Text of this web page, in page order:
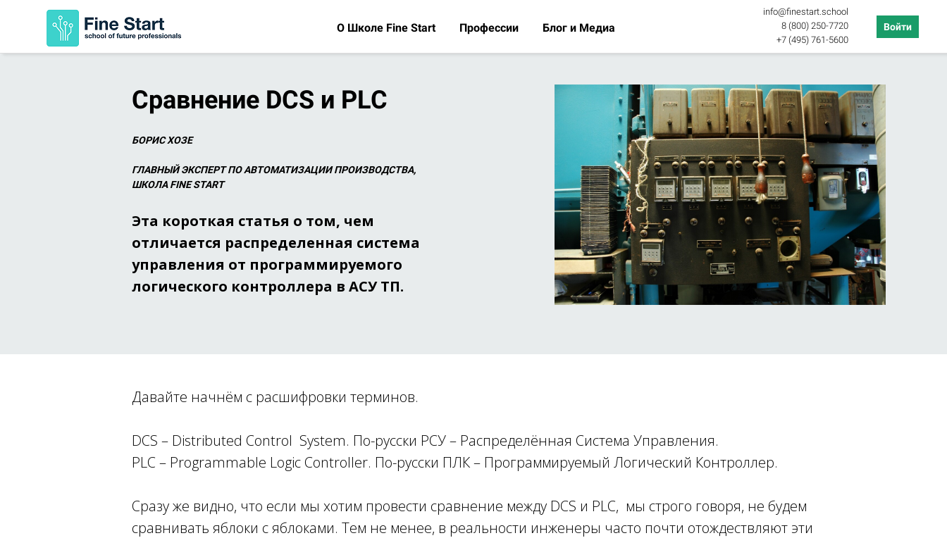
О Школе Fine Start Профессии Блог и Медиа
info@finestart.school
8 (800) 250-7720
+7 (495) 761-5600
Войти
Сравнение DCS и PLC
БОРИС ХОЗЕ
ГЛАВНЫЙ ЭКСПЕРТ ПО АВТОМАТИЗАЦИИ ПРОИЗВОДСТВА,
ШКОЛА FINE START
Эта короткая статья о том, чем
отличается распределенная система
управления от программируемого
логического контроллера в АСУ ТП.
Давайте начнём с расшифровки терминов.
DCS – Distributed Control System. По-русски РСУ – Распределённая Система Управления.
PLC – Programmable Logic Controller. По-русски ПЛК – Программируемый Логический Контроллер.
Сразу же видно, что если мы хотим провести сравнение между DCS и PLC, мы строго говоря, не будем
сравнивать яблоки с яблоками. Тем не менее, в реальности инженеры часто почти отождествляют эти